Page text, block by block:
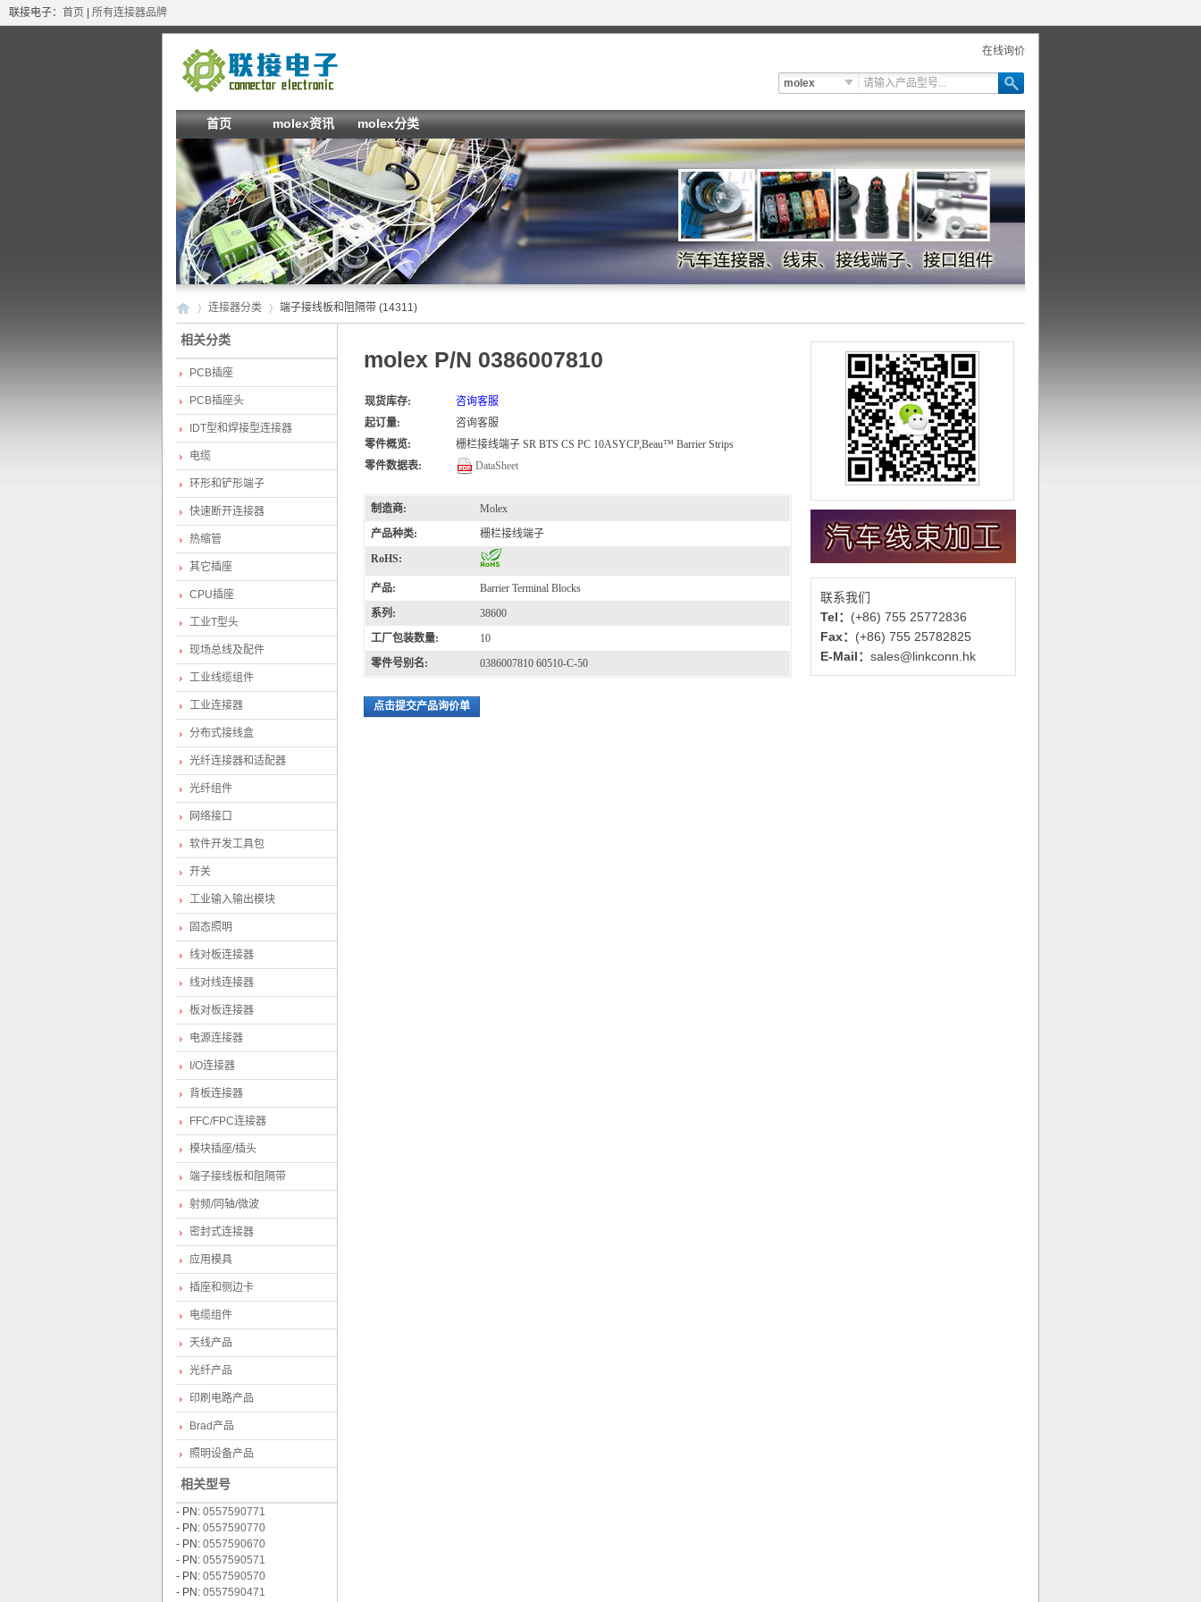
联接电子： 首页 所有连接器品牌
在线询价
molex
首页 molex资讯 molex分类
m
ol
»
连接器分类
›
端子接线板和阻隔带 (14311)
相关分类
PCB插座
PCB插座头
IDT型和焊接型连接器
电缆
环形和铲形端子
快速断开连接器
热缩管
其它插座
CPU插座
工业T型头
现场总线及配件
工业线缆组件
工业连接器
分布式接线盒
光纤连接器和适配器
光纤组件
网络接口
软件开发工具包
开关
工业输入输出模块
固态照明
线对板连接器
线对线连接器
板对板连接器
电源连接器
I/O连接器
背板连接器
FFC/FPC连接器
模块插座/插头
端子接线板和阻隔带
射频/同轴/微波
密封式连接器
应用模具
插座和侧边卡
电缆组件
天线产品
光纤产品
印刷电路产品
Brad产品
照明设备产品
相关型号
- PN: 0557590771
- PN: 0557590770
- PN: 0557590670
- PN: 0557590571
- PN: 0557590570
- PN: 0557590471
联系我们
Tel： (+86) 755 25772836
Fax： (+86) 755 25782825
E-Mail： sales@linkconn.hk
molex P/N 0386007810
现货库存:
咨询客服
起订量:
咨询客服
零件概览:
栅栏接线端子 SR BTS CS PC 10ASYCP,Beau™ Barrier Strips
零件数据表:
DataSheet
制造商:
Molex
产品种类:
栅栏接线端子
RoHS:
产品:
Barrier Terminal Blocks
系列:
38600
工厂包装数量:
10
零件号别名:
0386007810 60510-C-50
点击提交产品询价单